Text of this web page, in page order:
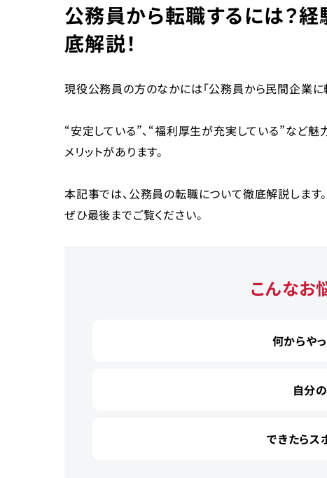
公務員から転職するには？
底解説！
現役公務員の方のなかには「公務員から民間企業に
“安定している”、“福利厚生が充実している”など魅
メリットがあります。
本記事では、公務員の転職について徹底解説します
ぜひ最後までご覧ください。
こんなお
何からや
自分
できたらス